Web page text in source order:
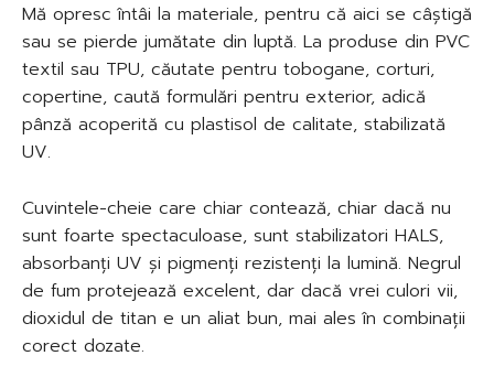
Mă opresc întâi la materiale, pentru că aici se câștigă
sau se pierde jumătate din luptă. La produse din PVC
textil sau TPU, căutate pentru tobogane, corturi,
copertine, caută formulări pentru exterior, adică
pânză acoperită cu plastisol de calitate, stabilizată
UV.
Cuvintele-cheie care chiar contează, chiar dacă nu
sunt foarte spectaculoase, sunt stabilizatori HALS,
absorbanți UV și pigmenți rezistenți la lumină. Negrul
de fum protejează excelent, dar dacă vrei culori vii,
dioxidul de titan e un aliat bun, mai ales în combinații
corect dozate.